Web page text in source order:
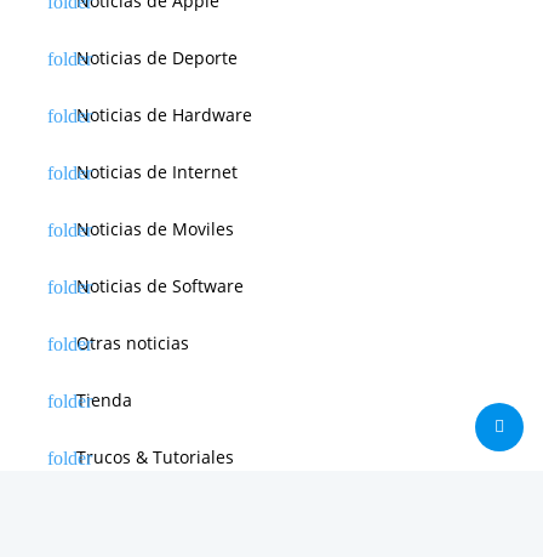
Noticias de Deporte
Noticias de Hardware
Noticias de Internet
Noticias de Moviles
Noticias de Software
Otras noticias
Tienda
Trucos & Tutoriales